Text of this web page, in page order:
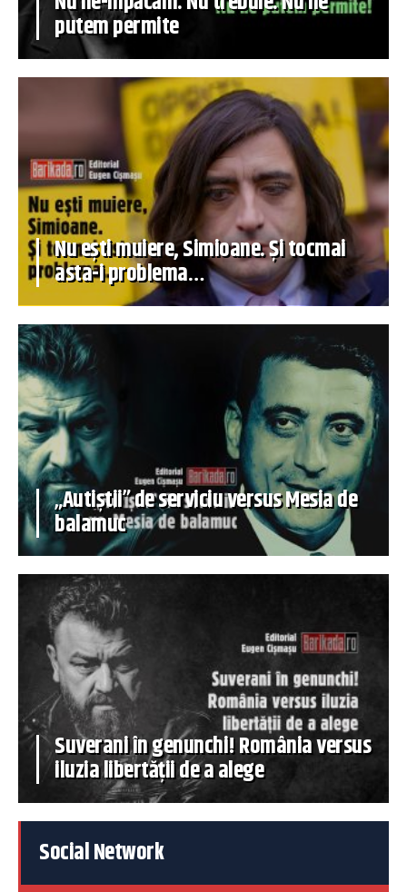
putem permite
Nu ești muiere, Simioane. Și tocmai
asta-i problema…
„Autiștii” de serviciu versus Mesia de
balamuc
Suverani în genunchi! România versus
iluzia libertății de a alege
Social Network